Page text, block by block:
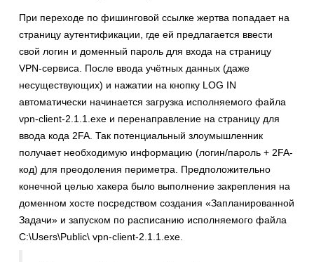
При переходе по фишинговой ссылке жертва попадает на
страницу аутентификации, где ей предлагается ввести
свой логин и доменный пароль для входа на страницу
VPN-сервиса. После ввода учётных данных (даже
несуществующих) и нажатии на кнопку LOG IN
автоматически начинается загрузка исполняемого файла
vpn-client-2.1.1.exe и перенаправление на страницу для
ввода кода 2FA. Так потенциальный злоумышленник
получает необходимую информацию (логин/пароль + 2FA-
код) для преодоления периметра. Предположительно
конечной целью хакера было выполнение закрепления на
доменном хосте посредством создания «Запланированной
Задачи» и запуском по расписанию исполняемого файла
C:\Users\Public\ vpn-client-2.1.1.exe.